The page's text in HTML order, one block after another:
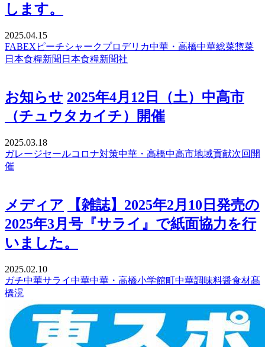
します。
2025.04.15
FABEX ピーチシャークプロデリカ中華・高橋中華総菜惣菜
日本食糧新聞 日本食糧新聞社
お知らせ 2025年4月12日（土）中高市
（チュウタカイチ）開催
2025.03.18
ガレージセールコロナ対策中華・高橋中高市地域貢献次回開
催
メディア
【雑誌】2025年2月10日発売の
2025年3月号『サライ』で紙面協力を行
いました。
2025.02.10
ガチ中華サライ中華中華・高橋小学館町中華調味料醤食材髙
橋滉